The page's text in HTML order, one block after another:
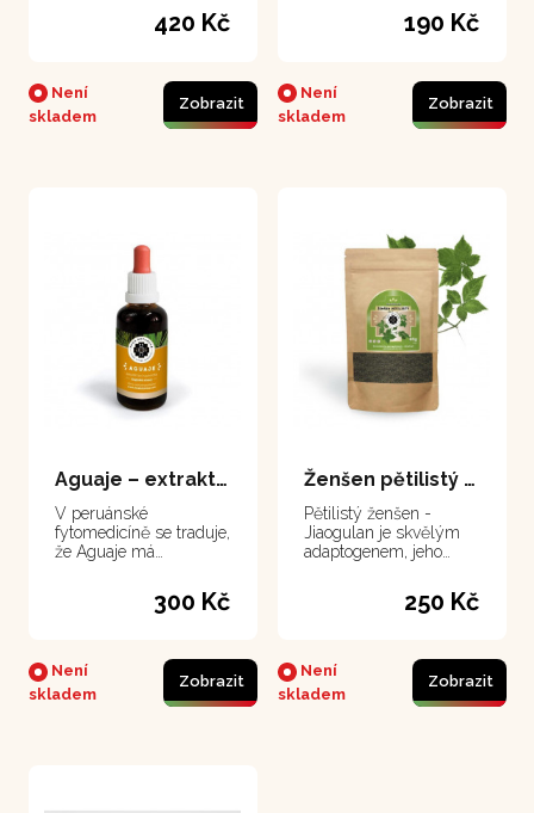
420 Kč
Není
skladem
Zobrazit
období stresu, zlepšuje
paměťExpirace do190 Kč
Není
skladem
Zobrazit
Aguaje – extrakt 50 ml
V peruánské
fytomedicíně se traduje,
že Aguaje má
300 Kč
Není
skladem
Zobrazit
Ženšen pětilistý - Jiaogulan 60 g
Pětilistý ženšen -
Jiaogulan je skvělým
adaptogenem, jeho
vlastností lze využívat
po celý rok pro ochranu
250 Kč
Není
skladem
Zobrazit